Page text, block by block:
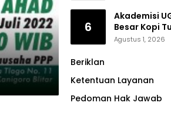
6
Akademisi
Besar Kopi
Bersaing di
Agustus 1, 2026
Beriklan
Ketentuan Layanan
Pedoman Hak Jawab